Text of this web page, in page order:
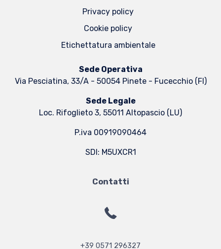
Privacy policy
Cookie policy
Etichettatura ambientale
Sede Operativa
Via Pesciatina, 33/A - 50054 Pinete - Fucecchio (FI)
Sede Legale
Loc. Rifoglieto 3, 55011 Altopascio (LU)
P.iva 00919090464
SDI: M5UXCR1
Contatti
+39 0571 296327